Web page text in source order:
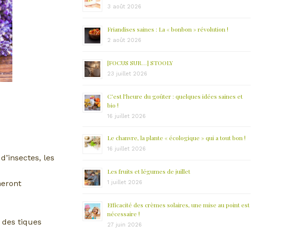
les
tiques
3 août 2026
Friandises saines : La « bonbon » révolution !
2 août 2026
[FOCUS SUR…] STOOLY
23 juillet 2026
C’est l’heure du goûter : quelques idées saines et
bio !
16 juillet 2026
Le chanvre, la plante « écologique » qui a tout bon !
16 juillet 2026
Les fruits et légumes de juillet
1 juillet 2026
Efficacité des crèmes solaires, une mise au point est
nécessaire !
27 juin 2026